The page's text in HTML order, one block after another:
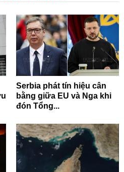
Serbia phát tín hiệu cân
bằng giữa EU và Nga khi
đón Tổng...